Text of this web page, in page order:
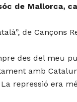
de Mallorca,
de ​Cançons
des del meu
amb
repressió era